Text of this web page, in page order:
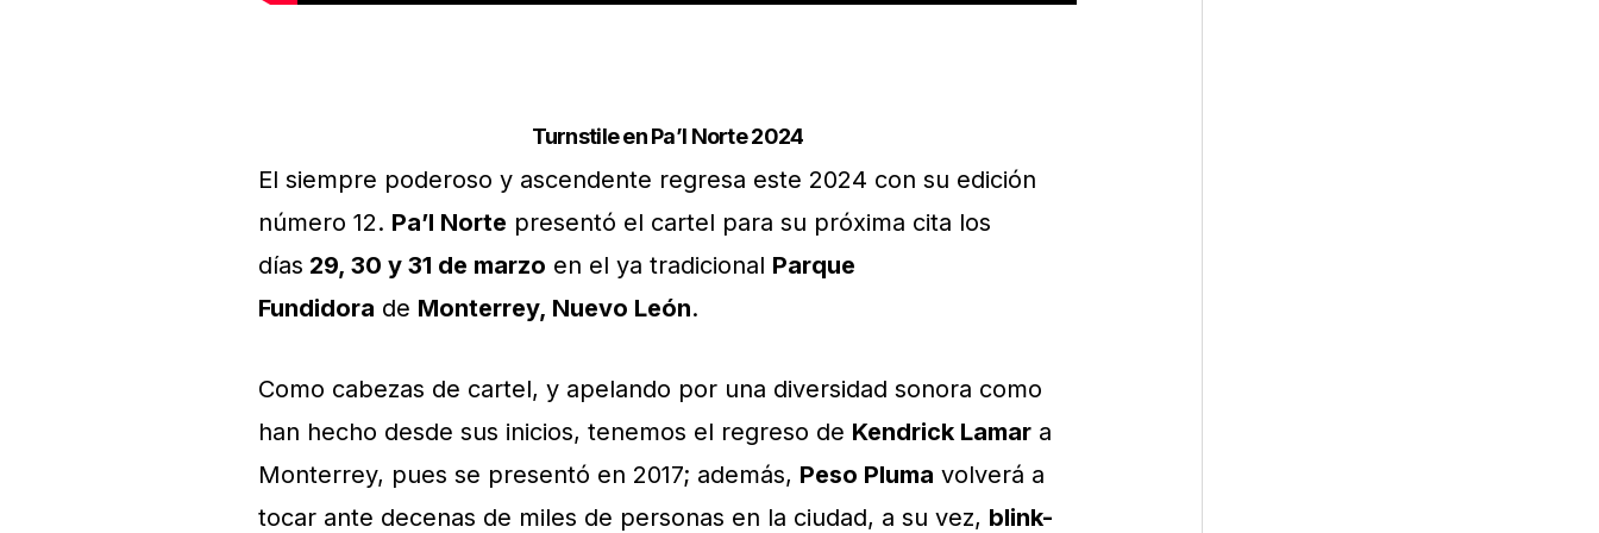
Turnstile en Pa’l Norte 2024
El siempre poderoso y ascendente regresa este 2024 con su edición
número 12. Pa’l Norte presentó el cartel para su próxima cita los
días 29, 30 y 31 de marzo en el ya tradicional Parque
Fundidora de Monterrey, Nuevo León.
Como cabezas de cartel, y apelando por una diversidad sonora como
han hecho desde sus inicios, tenemos el regreso de Kendrick Lamar a
Monterrey, pues se presentó en 2017; además, Peso Pluma volverá a
tocar ante decenas de miles de personas en la ciudad, a su vez, blink-